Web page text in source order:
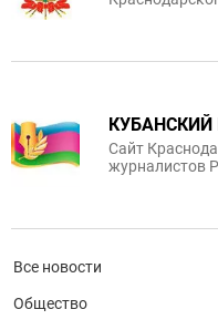
КУБАНСКИЙ
Сайт
журналистов
Все новости
Общество